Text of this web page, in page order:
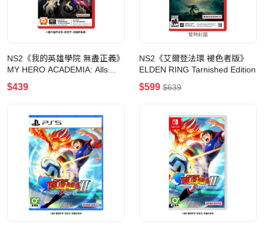
NS2《我的英雄學院 無盡正義》
MY HERO ACADEMIA: Alls
Justice(鑰匙卡)
$439
NS2《艾爾登法環 褪色者版》
ELDEN RING Tarnished Edition
$599 $639